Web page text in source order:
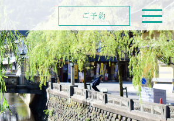
ご予約